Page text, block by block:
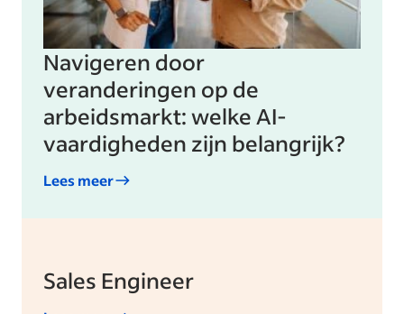
Navigeren door
veranderingen op de
arbeidsmarkt: welke AI-
vaardigheden zijn belangrijk?
Lees meer
Sales Engineer